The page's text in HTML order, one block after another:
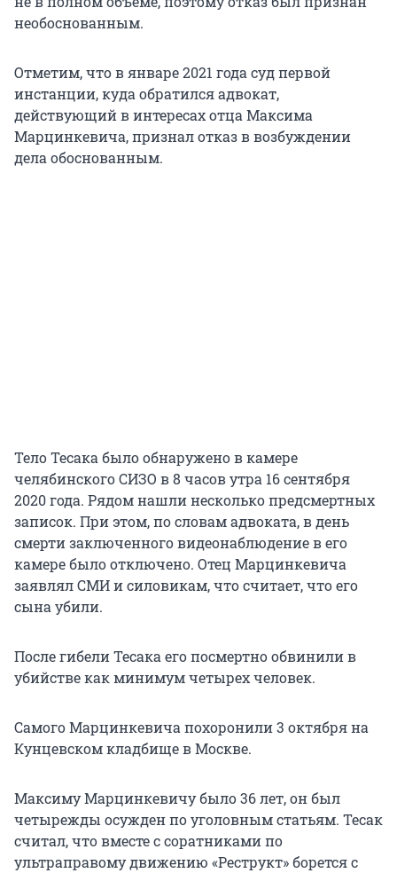
необоснованным.
Отметим, что в январе 2021 года суд первой
инстанции, куда обратился адвокат,
действующий в интересах отца Максима
Марцинкевича, признал отказ в возбуждении
дела обоснованным.
Тело Тесака было обнаружено в камере
челябинского СИЗО в 8 часов утра 16 сентября
2020 года. Рядом нашли несколько предсмертных
записок. При этом, по словам адвоката, в день
смерти заключенного видеонаблюдение в его
камере было отключено. Отец Марцинкевича
заявлял СМИ и силовикам, что считает, что его
сына убили.
После гибели Тесака его посмертно обвинили в
убийстве как минимум четырех человек.
Самого Марцинкевича похоронили 3 октября на
Кунцевском кладбище в Москве.
Максиму Марцинкевичу было 36 лет, он был
четырежды осужден по уголовным статьям. Тесак
считал, что вместе с соратниками по
ультраправому движению «Реструкт» борется с